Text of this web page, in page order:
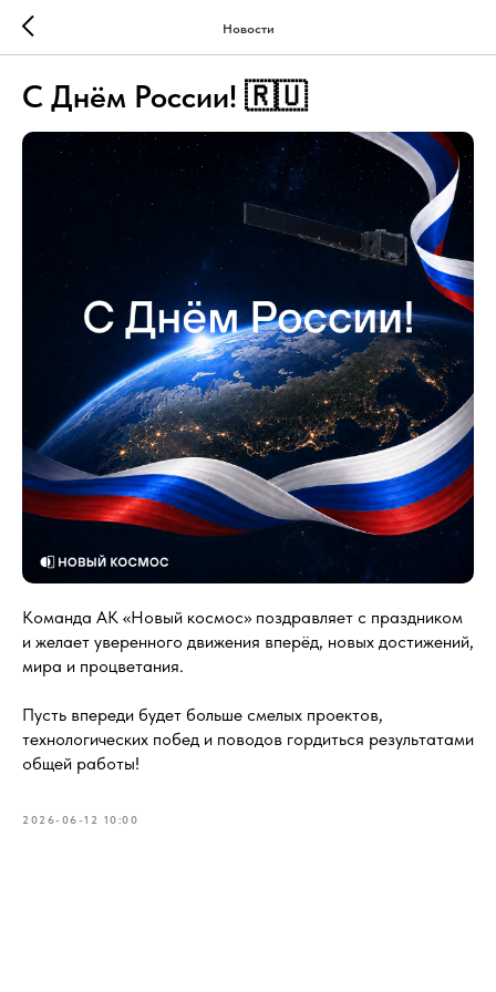
Новости
С Днём России! 🇷🇺
Команда АК «Новый космос» поздравляет с праздником
и желает уверенного движения вперёд, новых достижений,
мира и процветания.
Пусть впереди будет больше смелых проектов,
технологических побед и поводов гордиться результатами
общей работы!
2026-06-12 10:00